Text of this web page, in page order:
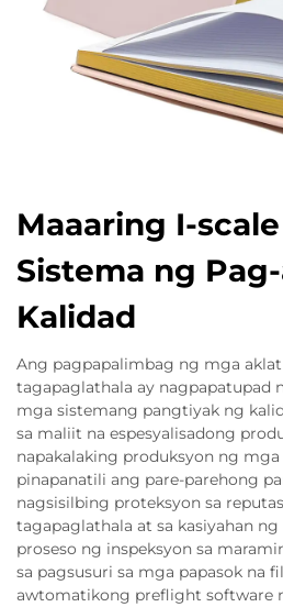
Maaaring I-
Sistema ng
Kalidad
Ang pagpapalimbag ng mga aklat
tagapaglathala ay nagpapatupad
mga sistemang pangtiyak ng
sa maliit na espesyalisadong
napakalaking produksyon ng mga
pinapanatili ang pare-parehong
nagsisilbing proteksyon sa
tagapaglathala at sa kasiyahan
proseso ng inspeksyon sa
sa pagsusuri sa mga papasok na
awtomatikong preflight software